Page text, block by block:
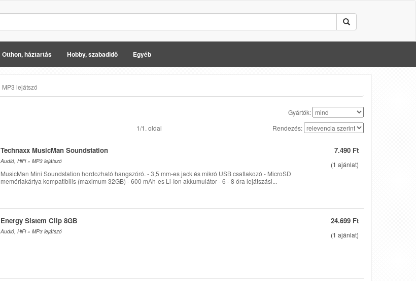
Otthon, háztartás Hobby, szabadidő Egyéb
MP3 lejátszó
Gyártók:
1/1. oldal Rendezés:
7.490 Ft
(1 ajánlat)
Technaxx MusicMan Soundstation
Audió, HiFi » MP3 lejátszó
MusicMan Mini Soundstation hordozható hangszóró. - 3,5 mm-es jack és mikró USB csatlakozó - MicroSD
memóriakártya kompatibilis (maximum 32GB) - 600 mAh-es Li-Ion akkumulátor - 6 - 8 óra lejátszási...
24.699 Ft
(1 ajánlat)
Energy Sistem Clip 8GB
Audió, HiFi » MP3 lejátszó